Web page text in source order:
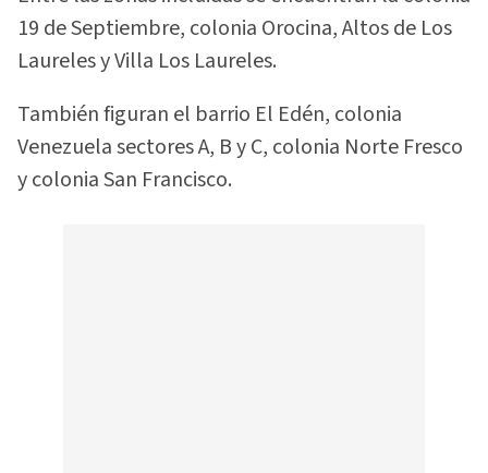
19 de Septiembre, colonia Orocina, Altos de Los
Laureles y Villa Los Laureles.
También figuran el barrio El Edén, colonia
Venezuela sectores A, B y C, colonia Norte Fresco
y colonia San Francisco.